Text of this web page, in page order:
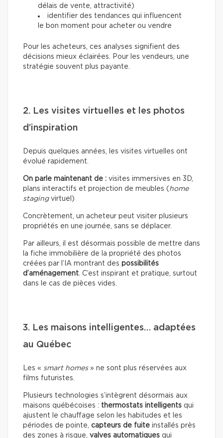
délais de vente, attractivité)
identifier des tendances qui influencent
le bon moment pour acheter ou vendre
Pour les acheteurs, ces analyses signifient des
décisions mieux éclairées. Pour les vendeurs, une
stratégie souvent plus payante.
2. Les visites virtuelles et les photos
d’inspiration
Depuis quelques années, les visites virtuelles ont
évolué rapidement.
On parle maintenant de : visites immersives en 3D,
plans interactifs et projection de meubles (home
stagingvirtuel)
Concrètement, un acheteur peut visiter plusieurs
propriétés en une journée, sans se déplacer.
Par ailleurs, il est désormais possible de mettre dans
la fiche immobilière de la propriété des photos
créées par l’IA montrant des possibilités
d’aménagement . C’est inspirant et pratique, surtout
dans le cas de pièces vides.
3. Les maisons intelligentes… adaptées
au Québec
Les « smart homes» ne sont plus réservées aux
films futuristes.
Plusieurs technologies s’intègrent désormais aux
maisons québécoises : thermostats intelligents qui
ajustent le chauffage selon les habitudes et les
périodes de pointe, capteurs de fuite installés près
des zones à risque, valves automatiques qui